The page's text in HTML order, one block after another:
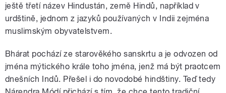
ještě třetí název Hindustán, země Hindů, například v
urdštině, jednom z jazyků používaných v Indii zejména
muslimským obyvatelstvem.
Bhárat pochází ze starověkého sanskrtu a je odvozen od
jména mýtického krále toho jména, jenž má být praotcem
dnešních Indů. Přešel i do novodobé hindštiny. Teď tedy